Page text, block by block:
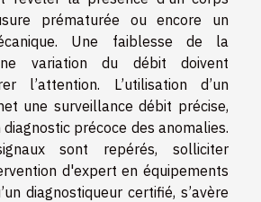
prématurée ou encore un
Une faiblesse de la
variation du débit doivent
l’attention. L’utilisation d’un
une surveillance débit précise,
précoce des anomalies.
sont repérés, solliciter
d'expert en équipements
diagnostiqueur certifié, s’avère